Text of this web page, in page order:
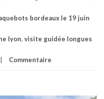
bordeaux le 19 juin
lyon, visite guidée longues
Commentaire